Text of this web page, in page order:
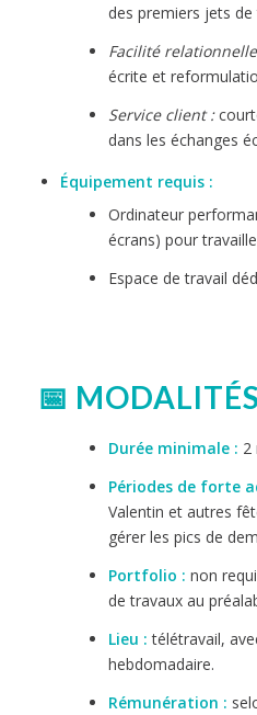
des premiers jets
Facilité
écrite et
Service client :
dans les échanges
Équipement requis :
Ordinateur
écrans) pour
Espace de travail
📅
Durée minimale : 2
Périodes de forte
Valentin et autres
gérer les pics de
Portfolio : non
de travaux au
Lieu : télétravail,
hebdomadaire.
Rémunération :